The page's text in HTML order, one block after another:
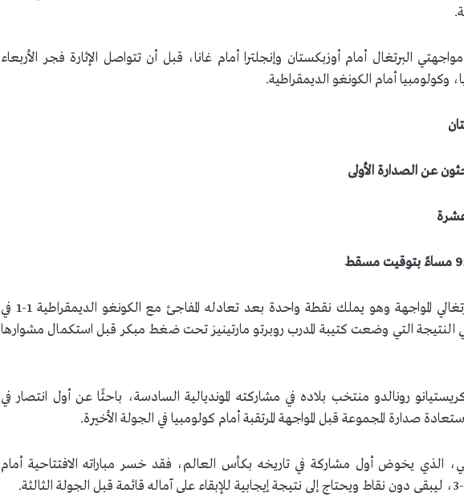
البرتغال أمام أوزبكستان وإنجلترا أمام غانا، قبل أن تتواصل الإثارة فجر الأربعاء
وكولومبيا أمام الكونغو الديمقراطية.
عن الصدارة الأولى
يدخل المنتخب البرتغالي المواجهة وهو يملك نقطة واحدة بعد تعادله المفاجئ مع الكونغو الديمقراطية 1-1 في
النتيجة التي وضعت كتيبة المدرب روبرتو مارتينيز تحت ضغط مبكر قبل استكمال مشوارها
رونالدو منتخب بلاده في مشاركته المونديالية السادسة، باحثًا عن أول انتصار في
صدارة المجموعة قبل المواجهة المرتقبة أمام كولومبيا في الجولة الأخيرة.
الذي يخوض أول مشاركة في تاريخه بكأس العالم، فقد خسر مباراته الافتتاحية أمام